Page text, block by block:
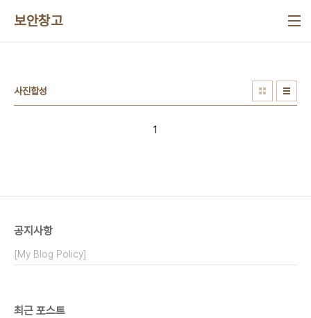
보안창고
사진합성
1
공지사항
[My Blog Policy]
최근 포스트